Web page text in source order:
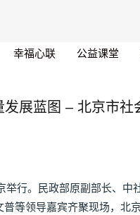
幸福心联 公益课堂
展蓝图 – 北京市
行。民政部原副部长、中
等领导嘉宾齐聚现场，北